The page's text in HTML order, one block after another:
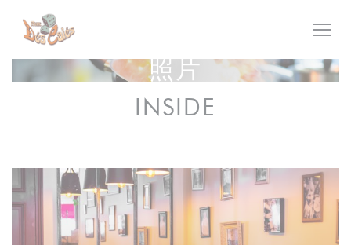
Cookie管理面板
照片
INSIDE